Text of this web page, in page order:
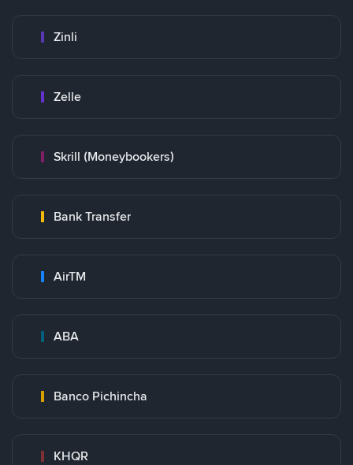
Zinli
Zelle
Skrill (Moneybookers)
Bank Transfer
AirTM
ABA
Banco Pichincha
KHQR